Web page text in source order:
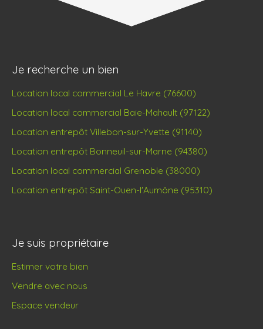
Je recherche un bien
Location local commercial Le Havre (76600)
Location local commercial Baie-Mahault (97122)
Location entrepôt Villebon-sur-Yvette (91140)
Location entrepôt Bonneuil-sur-Marne (94380)
Location local commercial Grenoble (38000)
Location entrepôt Saint-Ouen-l'Aumône (95310)
Je suis propriétaire
Estimer votre bien
Vendre avec nous
Espace vendeur